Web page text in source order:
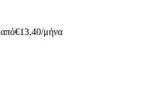
από€13,40/μήνα